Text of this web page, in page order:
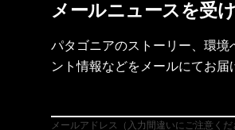
メールニュースを受
パタゴニアのストーリー、環境
ント情報などをメールにてお届
メールアドレス（入力間違いにご注意くだ